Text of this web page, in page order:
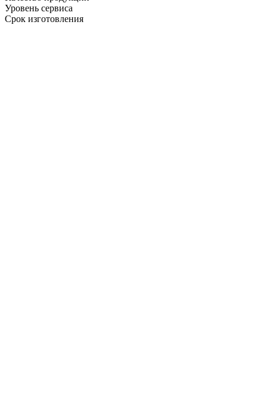
Уровень сервиса
Срок изготовления